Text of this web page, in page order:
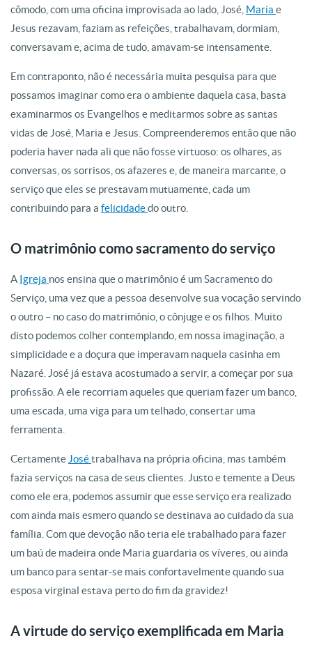
cômodo, com uma oficina improvisada ao lado, José, Maria e
Jesus rezavam, faziam as refeições, trabalhavam, dormiam,
conversavam e, acima de tudo, amavam-se intensamente.
Em contraponto, não é necessária muita pesquisa para que
possamos imaginar como era o ambiente daquela casa, basta
examinarmos os Evangelhos e meditarmos sobre as santas
vidas de José, Maria e Jesus. Compreenderemos então que não
poderia haver nada ali que não fosse virtuoso: os olhares, as
conversas, os sorrisos, os afazeres e, de maneira marcante, o
serviço que eles se prestavam mutuamente, cada um
contribuindo para a felicidadedo outro.
O matrimônio como sacramento do serviço
A Igreja nos ensina que o matrimônio é um Sacramento do
Serviço, uma vez que a pessoa desenvolve sua vocação servindo
o outro – no caso do matrimônio, o cônjuge e os filhos. Muito
disto podemos colher contemplando, em nossa imaginação, a
simplicidade e a doçura que imperavam naquela casinha em
Nazaré. José já estava acostumado a servir, a começar por sua
profissão. A ele recorriam aqueles que queriam fazer um banco,
uma escada, uma viga para um telhado, consertar uma
ferramenta.
Certamente Josétrabalhava na própria oficina, mas também
fazia serviços na casa de seus clientes. Justo e temente a Deus
como ele era, podemos assumir que esse serviço era realizado
com ainda mais esmero quando se destinava ao cuidado da sua
família. Com que devoção não teria ele trabalhado para fazer
um baú de madeira onde Maria guardaria os víveres, ou ainda
um banco para sentar-se mais confortavelmente quando sua
esposa virginal estava perto do fim da gravidez!
A virtude do serviço exemplificada em Maria